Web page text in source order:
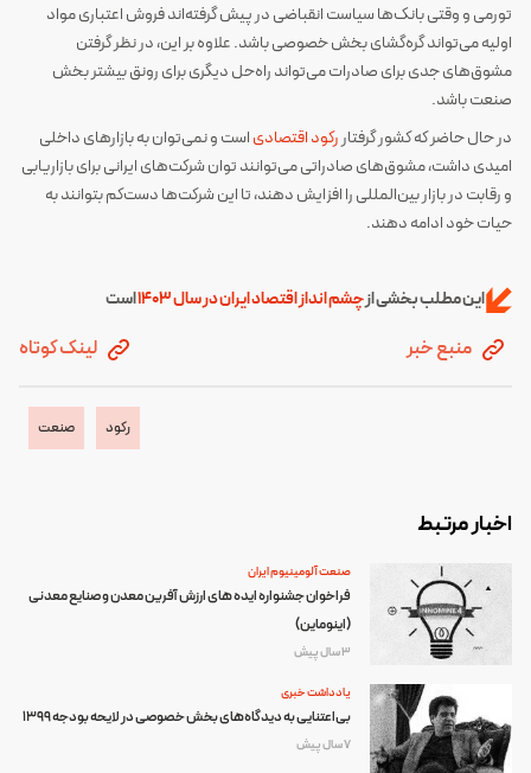
تورمی و وقتی بانک‌ها سیاست انقباضی در پیش گرفته‌اند فروش اعتباری مواد
اولیه می‌تواند گره‌گشای بخش خصوصی باشد. علاوه بر این، در نظر گرفتن
مشوق‌های جدی برای صادرات می‌تواند راه‌حل دیگری برای رونق بیشتر بخش
صنعت باشد.
در حال حاضر که کشور گرفتار رکود اقتصادیاست و نمی‌توان به بازارهای داخلی
امیدی داشت، مشوق‌های صادراتی می‌توانند توان شرکت‌های ایرانی برای بازاریابی
و رقابت در بازار بین‌المللی را افزایش دهند، تا این شرکت‌ها دست‌کم بتوانند به
حیات خود ادامه دهند.
این مطلب بخشی ازچشم انداز اقتصاد ایران در سال 1403 است
منبع خبر لینک کوتاه
رکود صنعت
اخبار مرتبط
صنعت آلومینیوم ایران
فراخوان جشنواره ایده های ارزش آفرین معدن و صنایع معدنی
(اینوماین)
3 سال پیش
یادداشت خبری
بی‌اعتنایی به دیدگاه‌های بخش خصوصی در لایحه بودجه 1399
7 سال پیش